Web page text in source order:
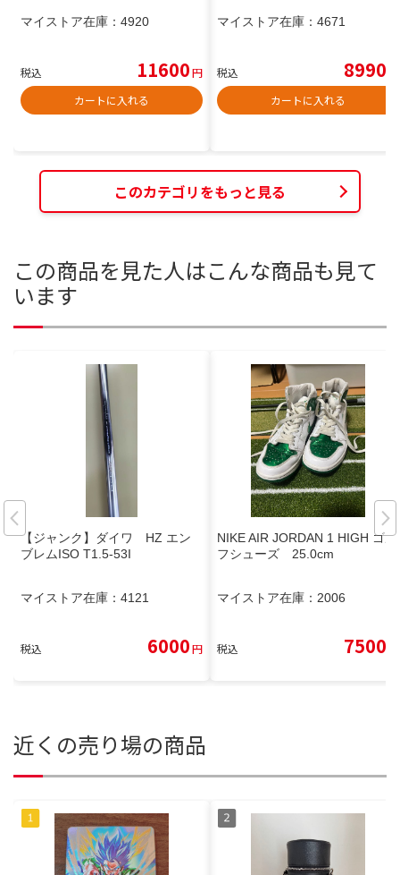
マイストア在庫： 4920
税込 11600円
カートに入れる
マイストア在庫： 4671
税込 8990
カートに入れる
このカテゴリをもっと見る
この商品を見た人はこんな商品も見て
います
【ジャンク】ダイワ HZ エン
ブレムISO T1.5-53I
マイストア在庫： 4121
税込 6000円
NIKE AIR JORDAN 1 HIGH ゴル
フシューズ 25.0cm
マイストア在庫： 2006
税込 7500
近くの売り場の商品